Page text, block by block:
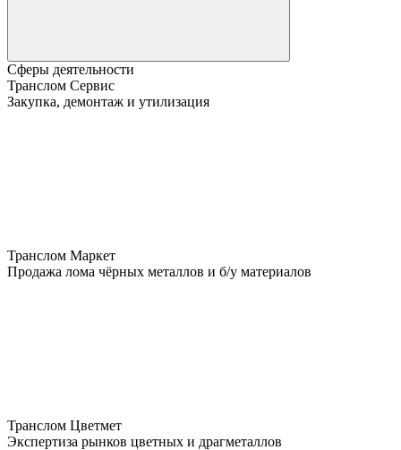
Сферы деятельности
Транслом Сервис
Закупка, демонтаж и утилизация
Транслом Маркет
Продажа лома чёрных металлов и б/у материалов
Транслом Цветмет
Экспертиза рынков цветных и драгметаллов